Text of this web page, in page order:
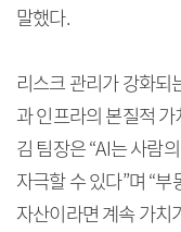
말했다.
리스크 관리가 강화되
과 인프라의 본질적
김 팀장은 “AI는 사람
자극할 수 있다”며 “
자산이라면 계속 가치